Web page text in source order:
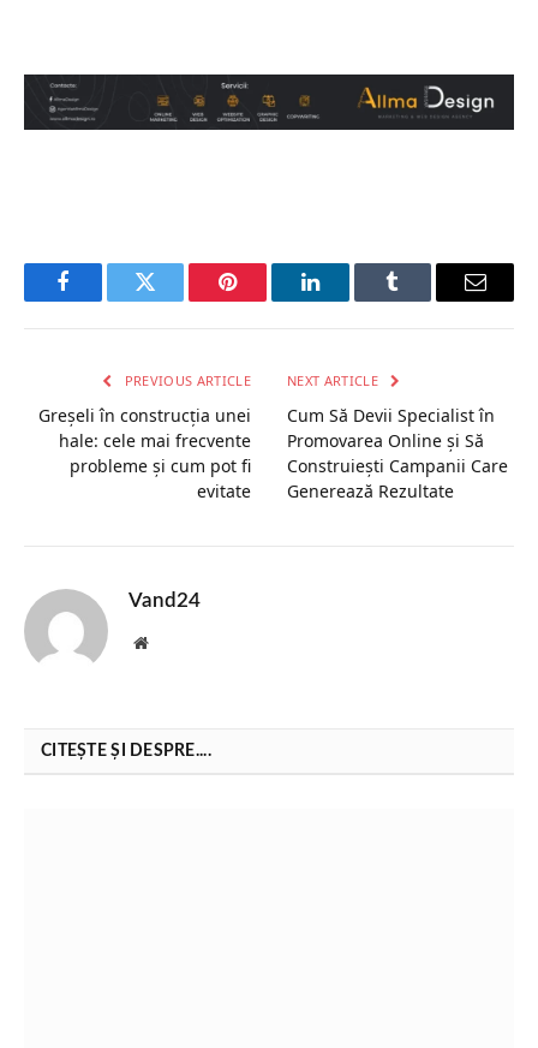
FacebookTwitter Pinterest LinkedInTumblr Email
PREVIOUS ARTICLE
Greșeli în construcția unei
hale: cele mai frecvente
probleme și cum pot fi
evitate
NEXT ARTICLE
Cum Să Devii Specialist în
Promovarea Online și Să
Construiești Campanii Care
Generează Rezultate
Vand24
Website
CITEȘTE ȘI DESPRE....